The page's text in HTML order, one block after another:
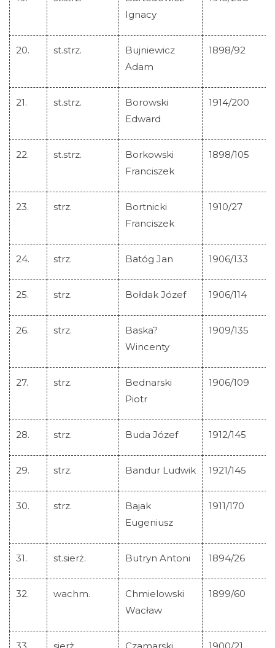
Ignacy
20. st.strz.
Bujniewicz
Adam
1898/92
21. st.strz.
Borowski
Edward
1914/200
22. st.strz.
Borkowski
Franciszek
1898/105
23. strz.
Bortnicki
Franciszek
1910/27
24. strz. Batóg Jan 1906/133
25. strz. Bołdak Józef 1906/114
26. strz.
Baska?
Wincenty
1909/135
27. strz.
Bednarski
Piotr
1906/109
28. strz. Buda Józef 1912/145
29. strz. Bandur Ludwik 1921/145
30. strz.
Bajak
Eugeniusz
1911/170
31. st.sierż. Butryn Antoni 1894/26
32. wachm.
Chmielowski
Wacław
1899/60